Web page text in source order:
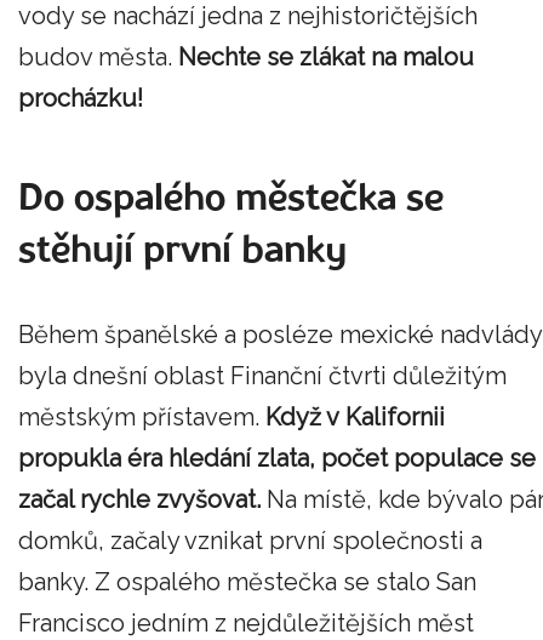
vody se nachází jedna z nejhistoričtějších
budov města. Nechte se zlákat na malou
procházku!
Do ospalého městečka se
stěhují první banky
Během španělské a posléze mexické nadvlády
byla dnešní oblast Finanční čtvrti důležitým
městským přístavem. Když v Kalifornii
propukla éra hledání zlata, počet populace se
začal rychle zvyšovat. Na místě, kde bývalo
domků, začaly vznikat první společnosti a
banky. Z ospalého městečka se stalo San
Francisco jedním z nejdůležitějších měst